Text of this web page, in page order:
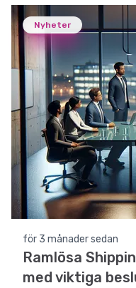
Nyheter
för 3 månader sedan
Ramlösa
med viktiga